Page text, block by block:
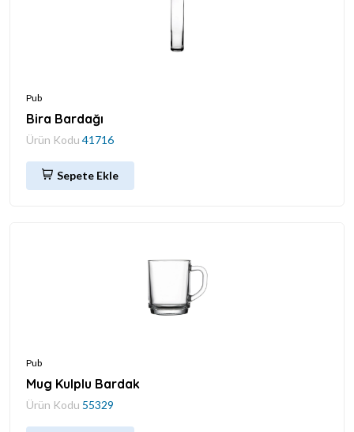
Pub
Bira Bardağı
Ürün Kodu 41716
Sepete Ekle
Pub
Mug Kulplu Bardak
Ürün Kodu 55329